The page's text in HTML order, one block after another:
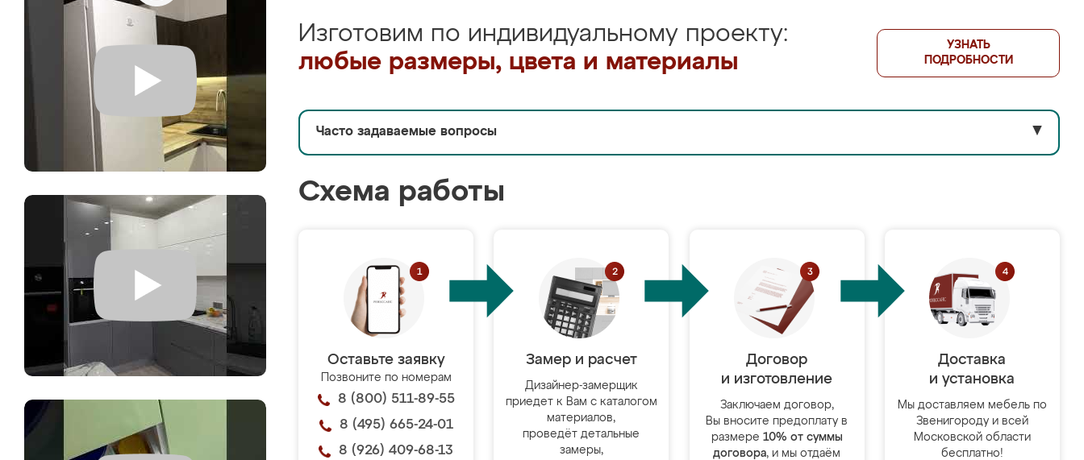
Изготовим по индивидуальному проекту:
любые размеры, цвета и материалы
УЗНАТЬ
ПОДРОБНОСТИ
Часто задаваемые вопросы ▼
Схема работы
Оставьте заявку
Позвоните по номерам
8 (800) 511-89-55
8 (495) 665-24-01
8 (926) 409-68-13
Замер и расчет
Дизайнер-замерщик
приедет к Вам с каталогом
материалов,
проведёт детальные
замеры,
Договор
и изготовление
Заключаем договор,
Вы вносите предоплату в
размере 10% от суммы
договора, и мы отдаём
Доставка
и установка
Мы доставляем мебель по
Звенигороду и всей
Московской области
бесплатно!